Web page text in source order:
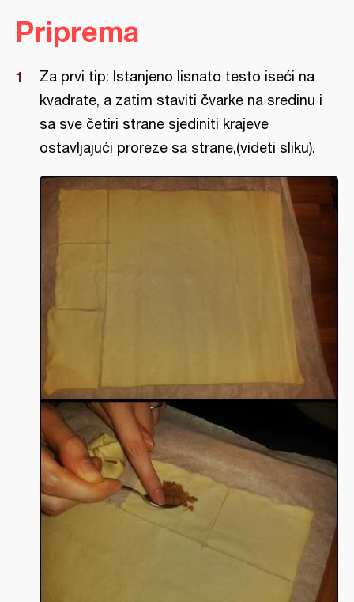
Priprema
Za prvi tip: Istanjeno lisnato testo iseći na
kvadrate, a zatim staviti čvarke na sredinu i
sa sve četiri strane sjediniti krajeve
ostavljajući proreze sa strane,(videti sliku).